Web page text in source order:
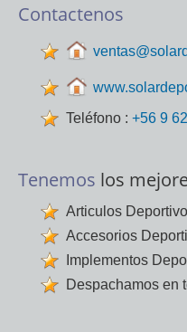
Contactenos
Teléfono : +56 9
Tenemos los
Articulos
Accesorios
Implementos
Despachamos en